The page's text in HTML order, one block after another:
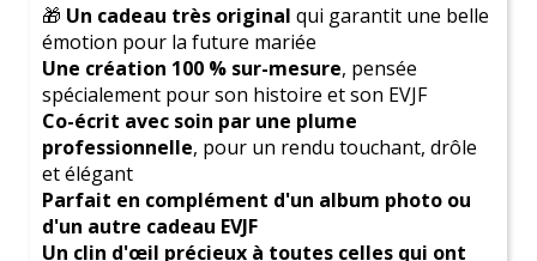
Laisse-toi inspirer par notrelarge gamme
activitéset trouve celle qui correspond parfaitement
à la personnalité de ton amie. Que tu cherche une
journée détente, une aventure palpitante ou une
soirée mémorable, nous avons ce qu'il te faut !
Tu as des questions ou besoin d'aide pour faire ton
choix ? Nous sommes là pour t'accompagner.
🎁 Un cadeau très original qui garantit une belle
émotion pour la future mariée
Une création 100 % sur-mesure, pensée
spécialement pour son histoire et son EVJF
Co-écrit avec soin par une plume
professionnelle, pour un rendu touchant, drôle
et élégant
Parfait en complément d'un album photo ou
d'un autre cadeau EVJF
Un clin d'œil précieux à toutes celles qui ont